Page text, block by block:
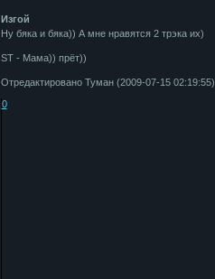
Изгой
Ну бяка и бяка)) А мне нравятся 2 трэка их)
ST - Мама)) прёт))
Отредактировано Туман (2009-07-15 02:19:55)
0